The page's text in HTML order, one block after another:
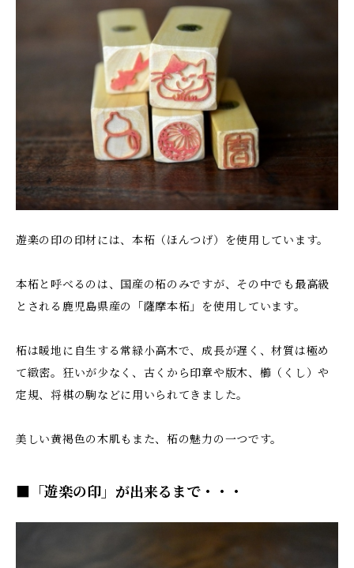
遊楽の印の印材には、本柘（ほんつげ）を使用しています。
本柘と呼べるのは、国産の柘のみですが、その中でも最高級
とされる鹿児島県産の「薩摩本柘」を使用しています。
柘は暖地に自生する常緑小高木で、成長が遅く、材質は極め
て緻密。狂いが少なく、古くから印章や版木、櫛（くし）や
定規、将棋の駒などに用いられてきました。
美しい黄褐色の木肌もまた、柘の魅力の一つです。
■「遊楽の印」が出来るまで・・・